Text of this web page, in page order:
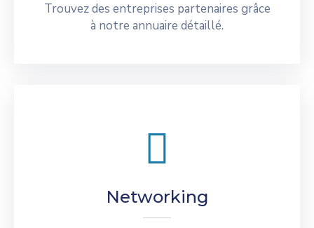
Trouvez des entreprises partenaires grâce
à notre annuaire détaillé.
Networking